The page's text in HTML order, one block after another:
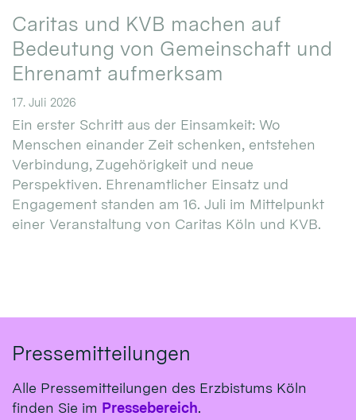
Caritas und KVB machen auf
Bedeutung von Gemeinschaft und
Ehrenamt aufmerksam
17. Juli 2026
Ein erster Schritt aus der Einsamkeit: Wo
Menschen einander Zeit schenken, entstehen
Verbindung, Zugehörigkeit und neue
Perspektiven. Ehrenamtlicher Einsatz und
Engagement standen am 16. Juli im Mittelpunkt
einer Veranstaltung von Caritas Köln und KVB.
Pressemitteilungen
Alle Pressemitteilungen des Erzbistums Köln
finden Sie im Pressebereich.